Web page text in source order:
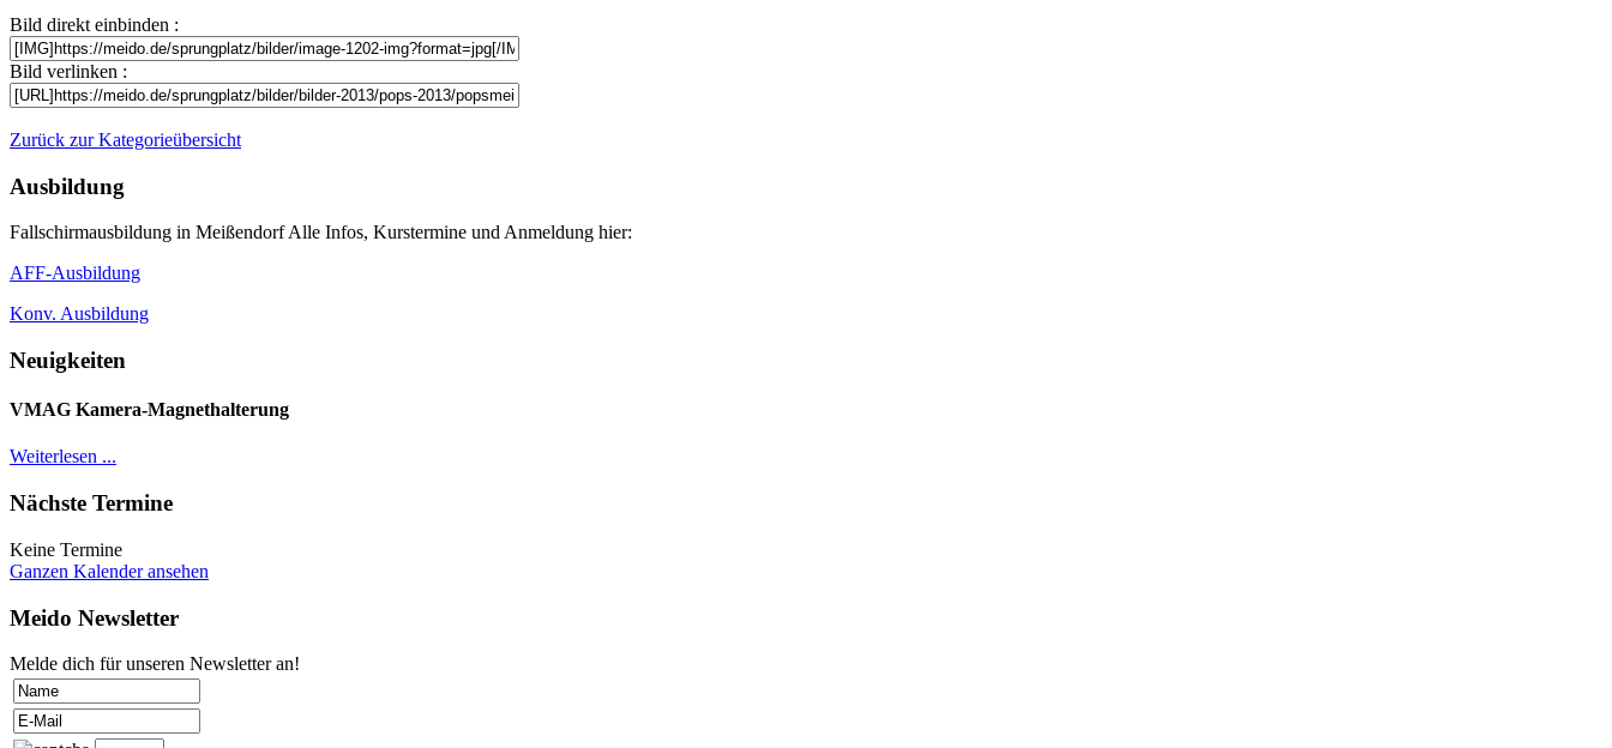
Bild direkt einbinden :
Bild verlinken :
Zurück zur Kategorieübersicht
Ausbildung
Fallschirmausbildung in Meißendorf Alle Infos, Kurstermine und Anmeldung hier:
AFF-Ausbildung
Konv. Ausbildung
Neuigkeiten
VMAG Kamera-Magnethalterung
Weiterlesen ...
Nächste Termine
Keine Termine
Ganzen Kalender ansehen
Meido Newsletter
Melde dich für unseren Newsletter an!